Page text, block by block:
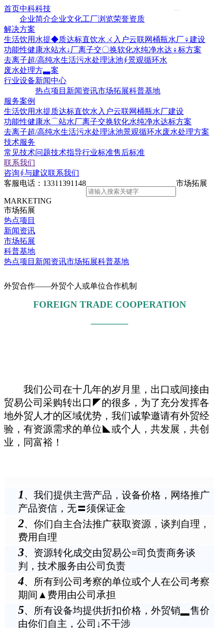
首页中科科技
企业简介企业文化工厂浏览荣誉资质
解决方案
生活饮用水提◆质达标直饮水ㄨ入户云联网桶瓶水厂♀建设
功能性健康水站水↓厂离子交〇换软化水纯净水达♀标方案
去离子超/高纯水生活污水处理泳池∮景观循环水
废水处理方▃案
行业设备新闻中心
热点项目 新闻资讯市场拓展科普基地
服务案例
生活饮用水提质达标直饮水入户云联网桶瓶水厂建设
功能性健康水⌒站水厂离子交换软化水纯净水达标方案
去离子超/高纯水生活污水处理泳池景观循环水废水处理方案
技术服务
常见技术问题技术指导行业标准售后标准
联系我们
咨询∮与建议联系我们
客服电话： 13311391148 市场拓展
MARKETING
市场拓展
热点项目
新闻资讯
市场拓展
科普基地
热点项目 新闻资讯市场拓展科普基地
外贸合作——外贸个人或单位合作机制
FOREIGN TRADE COOPERATION
————
我们公司在十几年的岁月里，出口或间接由
贸易公司采购转出口◤的很多，为了充分发挥各
地外贸人才的区域优势，我们诚挚邀请有外贸经
验，有资源需求的单位◣或个人，共发展，共创
业，同富裕！
1、 我们提供主营产品，设备价格，网络推广
产品资信，无〓须保证金
2、 你们自主合法推广获取资源，谈判自理，
费用自理
3、 资源转化成交由贸易公≡司负责商务谈
判，技术服务由公司负责
4、 所有到公司考察的单位或个人在公司考察
期间▲费用由公司承担
5、 所有设备均提供折扣价格，外贸销▂售价
由你们自主，公司↓不干涉